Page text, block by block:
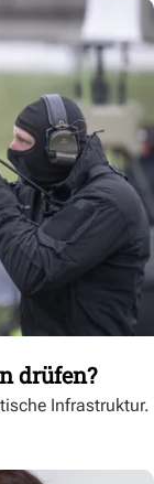
drüfen?
Infrastruktur.